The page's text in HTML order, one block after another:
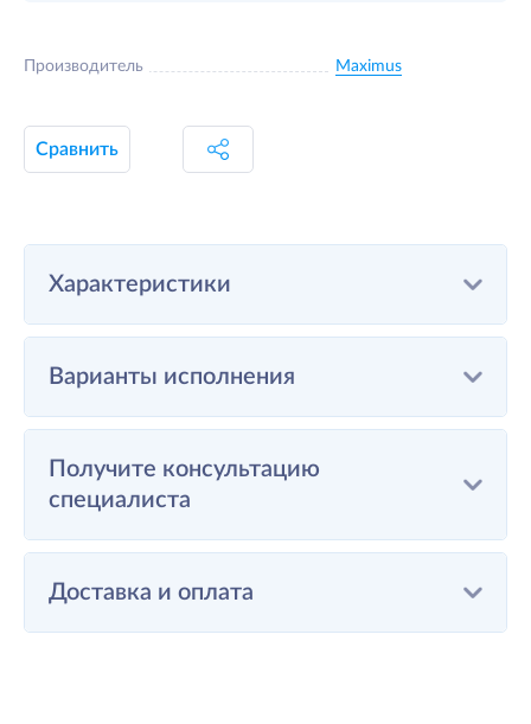
Производитель Maximus
Сравнить
Характеристики
Варианты исполнения
Получите консультацию
специалиста
Доставка и оплата